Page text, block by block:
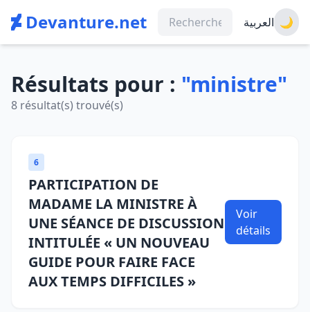
Devanture.net العربية 🌙
Résultats pour : "ministre"
8 résultat(s) trouvé(s)
6
PARTICIPATION DE
MADAME LA MINISTRE À
UNE SÉANCE DE DISCUSSION
INTITULÉE « UN NOUVEAU
GUIDE POUR FAIRE FACE
AUX TEMPS DIFFICILES »
Voir
détails